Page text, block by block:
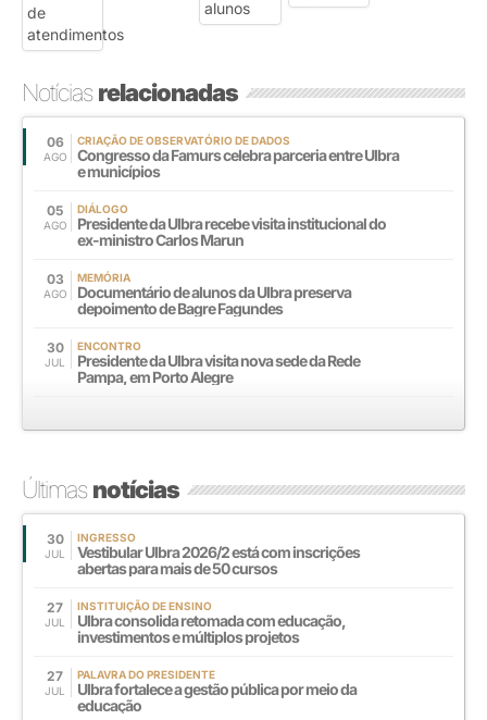
Notíciasrelacionadas
06
AGO
CRIAÇÃO DE OBSERVATÓRIO DE DADOS
Congresso da Famurs celebra parceria entre Ulbra
e municípios
05
AGO
DIÁLOGO
Presidente da Ulbra recebe visita institucional do
ex-ministro Carlos Marun
03
AGO
MEMÓRIA
Documentário de alunos da Ulbra preserva
depoimento de Bagre Fagundes
30
JUL
ENCONTRO
Presidente da Ulbra visita nova sede da Rede
Pampa, em Porto Alegre
Últimasnotícias
30
JUL
INGRESSO
Vestibular Ulbra 2026/2 está com inscrições
abertas para mais de 50 cursos
27
JUL
INSTITUIÇÃO DE ENSINO
Ulbra consolida retomada com educação,
investimentos e múltiplos projetos
27
JUL
PALAVRA DO PRESIDENTE
Ulbra fortalece a gestão pública por meio da
educação